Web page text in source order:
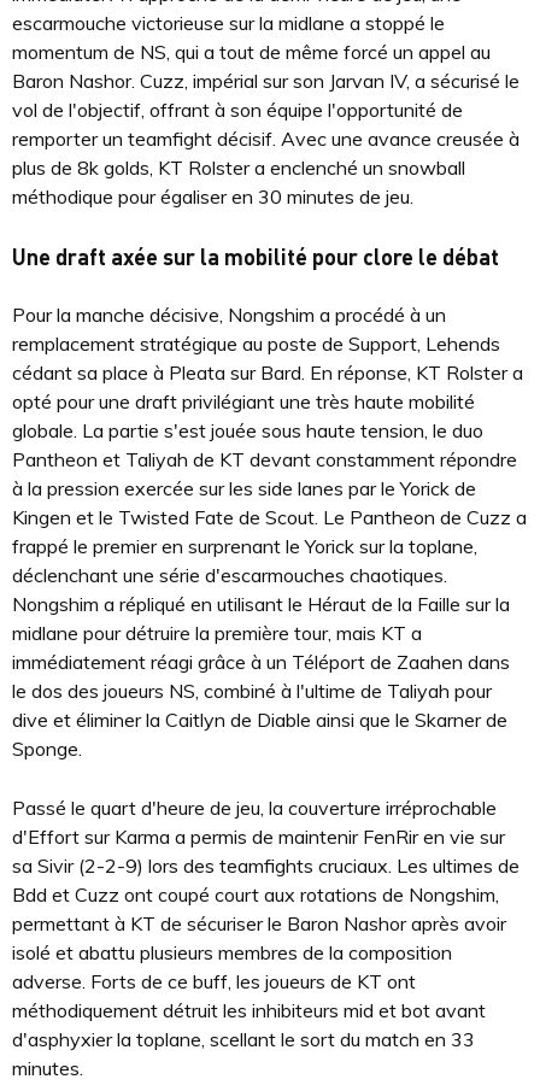
escarmouche victorieuse sur la midlane a stoppé le
momentum de NS, qui a tout de même forcé un appel au
Baron Nashor. Cuzz, impérial sur son Jarvan IV, a sécurisé le
vol de l'objectif, offrant à son équipe l'opportunité de
remporter un teamfight décisif. Avec une avance creusée à
plus de 8k golds, KT Rolster a enclenché un snowball
méthodique pour égaliser en 30 minutes de jeu.
Une draft axée sur la mobilité pour clore le débat
Pour la manche décisive, Nongshim a procédé à un
remplacement stratégique au poste de Support, Lehends
cédant sa place à Pleata sur Bard. En réponse, KT Rolster a
opté pour une draft privilégiant une très haute mobilité
globale. La partie s'est jouée sous haute tension, le duo
Pantheon et Taliyah de KT devant constamment répondre
à la pression exercée sur les side lanes par le Yorick de
Kingen et le Twisted Fate de Scout. Le Pantheon de Cuzz a
frappé le premier en surprenant le Yorick sur la toplane,
déclenchant une série d'escarmouches chaotiques.
Nongshim a répliqué en utilisant le Héraut de la Faille sur la
midlane pour détruire la première tour, mais KT a
immédiatement réagi grâce à un Téléport de Zaahen dans
le dos des joueurs NS, combiné à l'ultime de Taliyah pour
dive et éliminer la Caitlyn de Diable ainsi que le Skarner de
Sponge.
Passé le quart d'heure de jeu, la couverture irréprochable
d'Effort sur Karma a permis de maintenir FenRir en vie sur
sa Sivir (2-2-9) lors des teamfights cruciaux. Les ultimes de
Bdd et Cuzz ont coupé court aux rotations de Nongshim,
permettant à KT de sécuriser le Baron Nashor après avoir
isolé et abattu plusieurs membres de la composition
adverse. Forts de ce buff, les joueurs de KT ont
méthodiquement détruit les inhibiteurs mid et bot avant
d'asphyxier la toplane, scellant le sort du match en 33
minutes.